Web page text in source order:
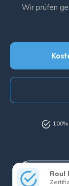
Wir prüfen
Roul